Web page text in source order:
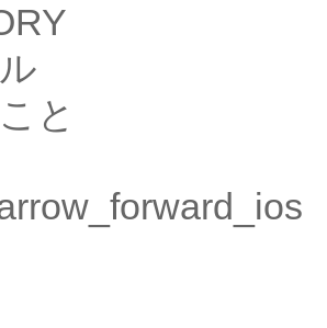
と